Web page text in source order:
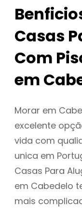
Casas
Com
em
Morar em
excelente
vida com
unica em
Casas Para
em Cabedelo
mais